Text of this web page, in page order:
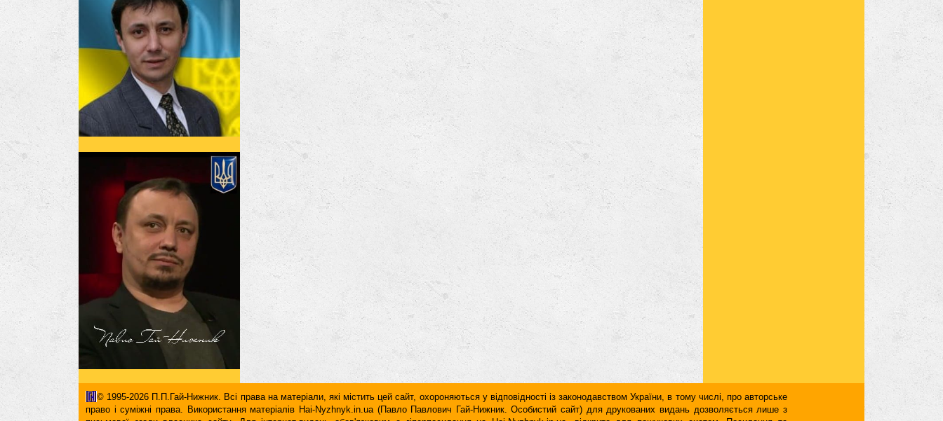
© 1995-2026 П.П.Гай-Нижник. Всі права на матеріали, які містить цей сайт, охороняються у відповідності із законодавством України, в тому числі, про авторське
право і суміжні права. Використання матерiалiв Hai-Nyzhnyk.in.ua (Павло Павлович Гай-Нижник. Особистий сайт) для друкованих видань дозволяється лише з
письмової згоди власника сайту. Для iнтернет-видань обов'язковим є гiперпосилання на Hai-Nyzhnyk.in.ua, відкрите для пошукових систем. Посилання та
гіперпосилання повинні міститися виключно в першому чи в другому абзаці тексту.